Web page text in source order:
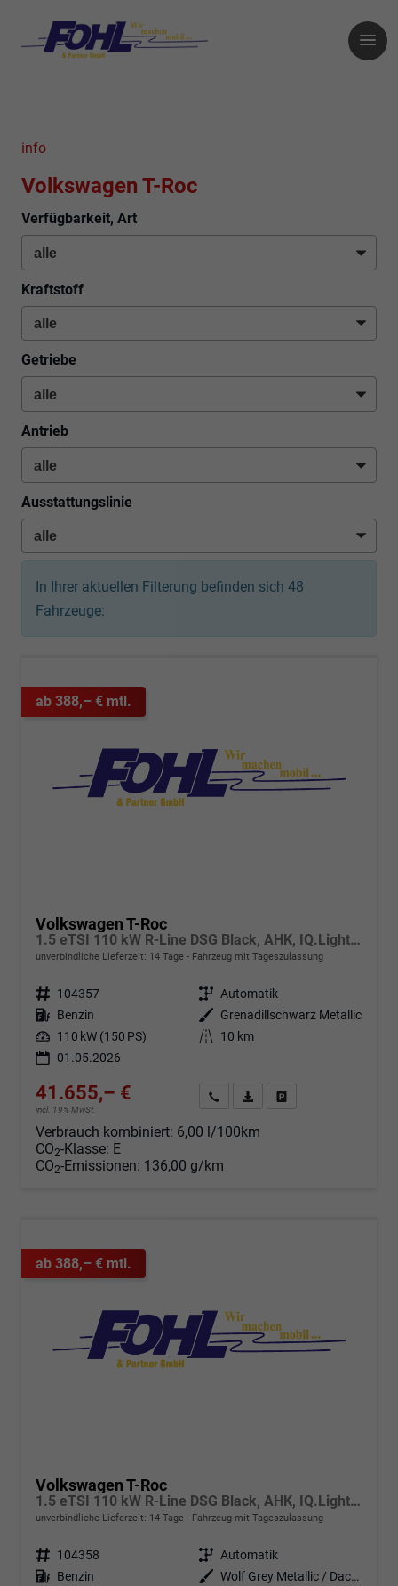
info
Volkswagen T-Roc
Verfügbarkeit, Art
Kraftstoff
Getriebe
Antrieb
Ausstattungslinie
In Ihrer aktuellen Filterung befinden sich 48
Fahrzeuge:
ab 388,– € mtl.
Volkswagen T-Roc
1.5 eTSI 110 kW R-Line DSG Black, AHK, IQ.Light, Kamera, el. Klappe, Winter, 19-Zoll
unverbindliche Lieferzeit: 14 Tage Fahrzeug mit Tageszulassung
Fahrzeugnr. 104357 Getriebe Automatik
Kraftstoff Benzin Außenfarbe
Grenadillschwarz Metallic
Leistung 110 kW (150 PS) Kilometerstand
10 km
01.05.2026
41.655,– €
incl. 19% MwSt.
Angebot anfordern
Fahrzeugexpose (PDF)
Verbrauch kombiniert: 6,00 l/100km
CO2-Klasse: E
CO2-Emissionen: 136,00 g/km
ab 388,– € mtl.
Volkswagen T-Roc
1.5 eTSI 110 kW R-Line DSG Black, AHK, IQ.Light, Kamera, el. Klappe, Winter, 19-Zoll
unverbindliche Lieferzeit: 14 Tage Fahrzeug mit Tageszulassung
Fahrzeugnr. 104358 Getriebe Automatik
Kraftstoff Benzin Außenfarbe
Wolf Grey Metallic / Dach schwarz